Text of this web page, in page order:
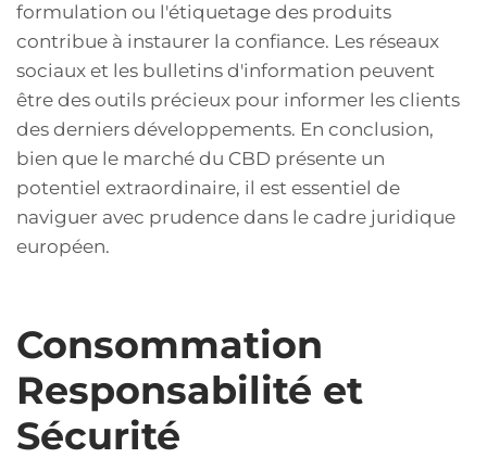
formulation ou l'étiquetage des produits
contribue à instaurer la confiance. Les réseaux
sociaux et les bulletins d'information peuvent
être des outils précieux pour informer les clients
des derniers développements. En conclusion,
bien que le marché du CBD présente un
potentiel extraordinaire, il est essentiel de
naviguer avec prudence dans le cadre juridique
européen.
Consommation
Responsabilité et
Sécurité